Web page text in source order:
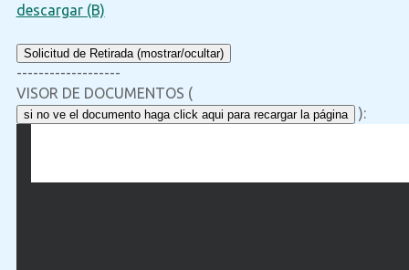
descargar (B)
Solicitud de Retirada (mostrar/ocultar)
-------------------
VISOR DE DOCUMENTOS (
si no ve el documento haga click aqui para recargar la página ):